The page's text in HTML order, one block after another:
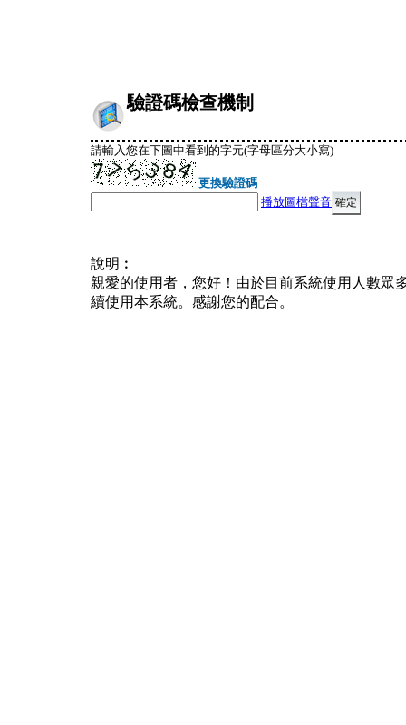
驗證碼檢查機制
請輸入您在下圖中看到的字元(字母區分大小寫)
更換驗證碼
播放圖檔聲音
說明︰
親愛的使用者，您好！由於目前系統使用人數眾
續使用本系統。感謝您的配合。